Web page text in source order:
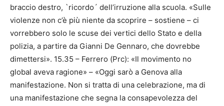
braccio destro, `ricordo´ dell’irruzione alla scuola. «Sulle
violenze non c’è più niente da scoprire – sostiene – ci
vorrebbero solo le scuse dei vertici dello Stato e della
polizia, a partire da Gianni De Gennaro, che dovrebbe
dimettersi». 15.35 – Ferrero (Prc): «Il movimento no
global aveva ragione» – «Oggi sarò a Genova alla
manifestazione. Non si tratta di una celebrazione, ma di
una manifestazione che segna la consapevolezza del